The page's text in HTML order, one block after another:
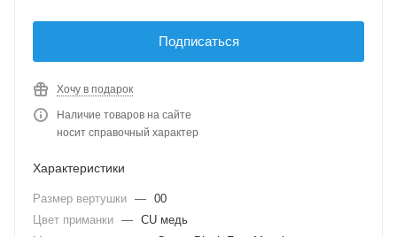
Подписаться
Хочу в подарок
Наличие товаров на сайте
носит справочный характер
Характеристики
Размер вертушки — 00
Цвет приманки — CU медь